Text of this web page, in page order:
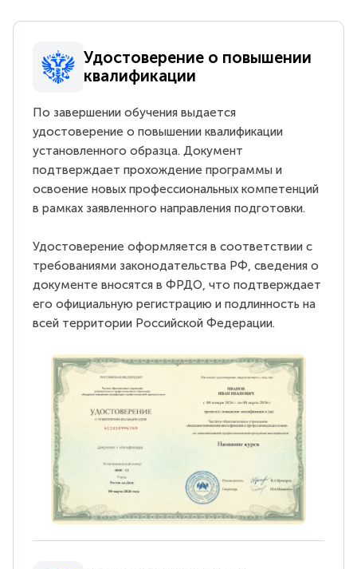
Удостоверение о повышении
квалификации
По завершении обучения выдается
удостоверение о повышении квалификации
установленного образца. Документ
подтверждает прохождение программы и
освоение новых профессиональных компетенций
в рамках заявленного направления подготовки.
Удостоверение оформляется в соответствии с
требованиями законодательства РФ, сведения о
документе вносятся в ФРДО, что подтверждает
его официальную регистрацию и подлинность на
всей территории Российской Федерации.